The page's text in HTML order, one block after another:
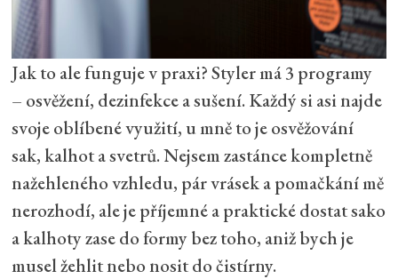
Jak to ale funguje v praxi? Styler má 3 programy
– osvěžení, dezinfekce a sušení. Každý si asi najde
svoje oblíbené využití, u mně to je osvěžování
sak, kalhot a svetrů. Nejsem zastánce kompletně
nažehleného vzhledu, pár vrásek a pomačkání mě
nerozhodí, ale je příjemné a praktické dostat sako
a kalhoty zase do formy bez toho, aniž bych je
musel žehlit nebo nosit do čistírny.